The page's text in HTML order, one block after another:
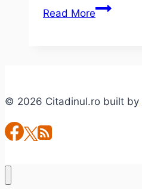
Read MoreWhatsUp
miliarde
© 2026 Citadinul.ro built by